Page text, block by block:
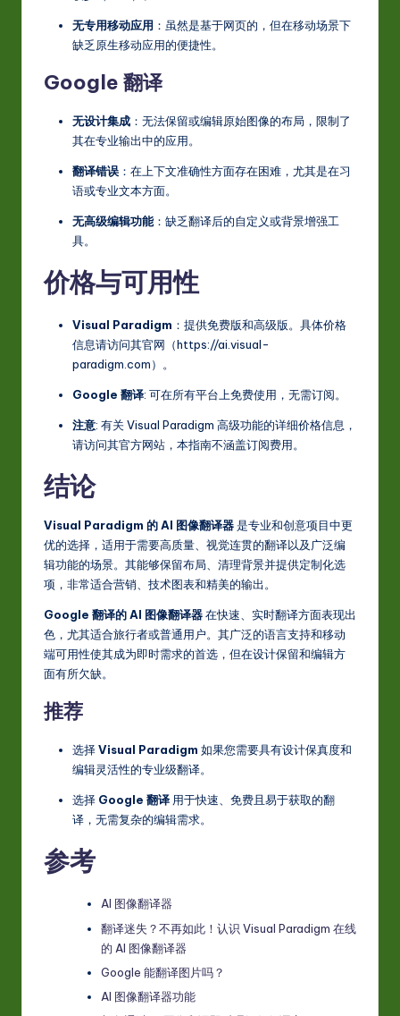
无专用移动应用 ：虽然是基于网页的，但在移动场景下
缺乏原生移动应用的便捷性。
Google 翻译
无设计集成 ：无法保留或编辑原始图像的布局，限制了
其在专业输出中的应用。
翻译错误 ：在上下文准确性方面存在困难，尤其是在习
语或专业文本方面。
无高级编辑功能：缺乏翻译后的自定义或背景增强工
具。
价格与可用性
Visual Paradigm ：提供免费版和高级版。具体价格
信息请访问其官网（https://ai.visual-
paradigm.com）。
Google 翻译: 可在所有平台上免费使用，无需订阅。
注意: 有关 Visual Paradigm 高级功能的详细价格信息，
请访问其官方网站，本指南不涵盖订阅费用。
结论
Visual Paradigm 的 AI 图像翻译器是专业和创意项目中更
优的选择，适用于需要高质量、视觉连贯的翻译以及广泛编
辑功能的场景。其能够保留布局、清理背景并提供定制化选
项，非常适合营销、技术图表和精美的输出。
Google 翻译的 AI 图像翻译器在快速、实时翻译方面表现出
色，尤其适合旅行者或普通用户。其广泛的语言支持和移动
端可用性使其成为即时需求的首选，但在设计保留和编辑方
面有所欠缺。
推荐
选择Visual Paradigm 如果您需要具有设计保真度和
编辑灵活性的专业级翻译。
选择 Google 翻译 用于快速、免费且易于获取的翻
译，无需复杂的编辑需求。
参考
AI 图像翻译器
翻译迷失？不再如此！认识 Visual Paradigm 在线
的 AI 图像翻译器
Google 能翻译图片吗？
AI 图像翻译器功能